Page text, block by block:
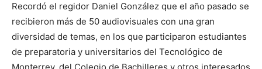
Recordó el regidor Daniel González que el año pasado se
recibieron más de 50 audiovisuales con una gran
diversidad de temas, en los que participaron estudiantes
de preparatoria y universitarios del Tecnológico de